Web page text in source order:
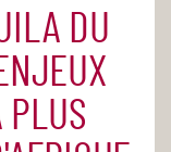
DU
PLUS